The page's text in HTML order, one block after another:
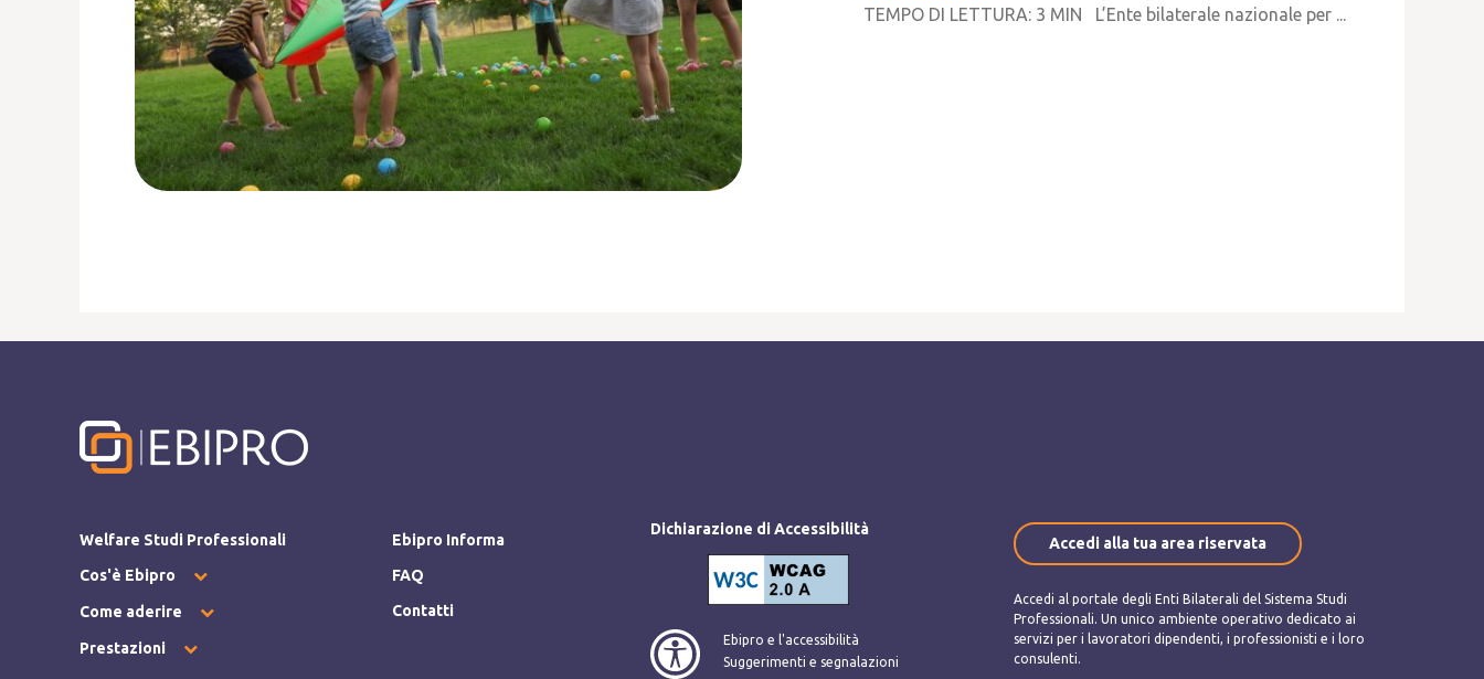
TEMPO DI LETTURA: 3 MIN L’Ente bilaterale nazionale per ...
Welfare Studi Professionali
Cos'è Ebipro
Come aderire
Prestazioni
Ebipro Informa
FAQ
Contatti
Dichiarazione di Accessibilità
Ebipro e l'accessibilità
Suggerimenti e segnalazioni
Accedi alla tua area riservata
Accedi al portale degli Enti Bilaterali del Sistema Studi
Professionali. Un unico ambiente operativo dedicato ai
servizi per i lavoratori dipendenti, i professionisti e i loro
consulenti.